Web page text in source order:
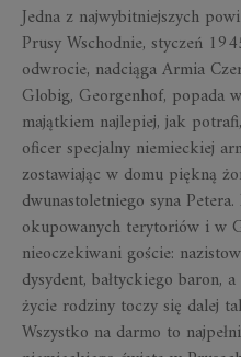
Jedna z najwybitniejszych
Prusy Wschodnie, styczeń
odwrocie, nadciąga Armia
Globig, Georgenhof, popada
majątkiem najlepiej, jak
oficer specjalny niemieckiej
zostawiając w domu piękną
dwunastoletniego syna
okupowanych terytoriów i w
nieoczekiwani goście:
dysydent, bałtyckiego baron,
życie rodziny toczy się dalej
Wszystko na darmo to